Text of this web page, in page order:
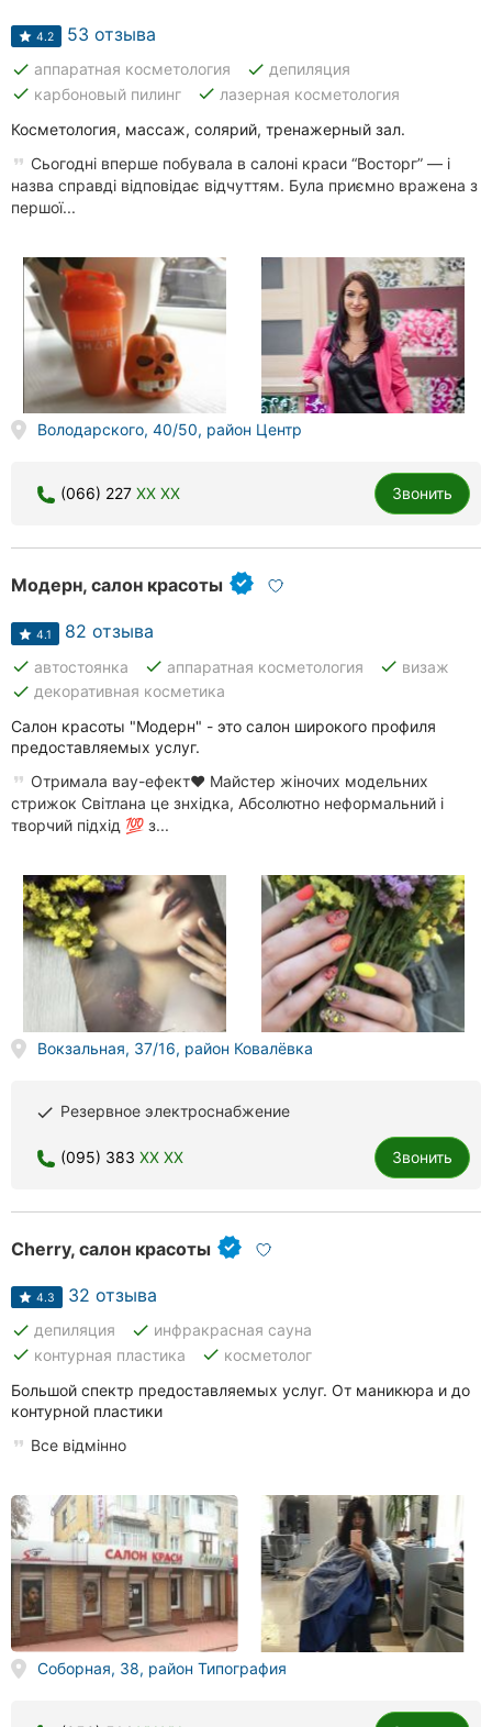
4.2 53 отзыва
done аппаратная косметология done депиляция
done карбоновый пилинг done лазерная косметология
Косметология, массаж, солярий, тренажерный зал.
Сьогодні вперше побувала в салоні краси “Восторг” — і
назва справді відповідає відчуттям. Була приємно вражена з
першої...
Володарского, 40/50, район Центр
(066) 227 XX XX Звонить
Модерн, салон красоты
4.1 82 отзыва
done автостоянка done аппаратная косметология done визаж
done декоративная косметика
Салон красоты "Модерн" - это салон широкого профиля
предоставляемых услуг.
Отримала вау-ефект❤️ Майстер жіночих модельних
стрижок Світлана це знхідка, Абсолютно неформальний і
творчий підхід 💯 з...
Вокзальная, 37/16, район Ковалёвка
done Резервное электроснабжение
(095) 383 XX XX Звонить
Cherry, салон красоты
4.3 32 отзыва
done депиляция done инфракрасная сауна
done контурная пластика done косметолог
Большой спектр предоставляемых услуг. От маникюра и до
контурной пластики
Все відмінно
Соборная, 38, район Типография